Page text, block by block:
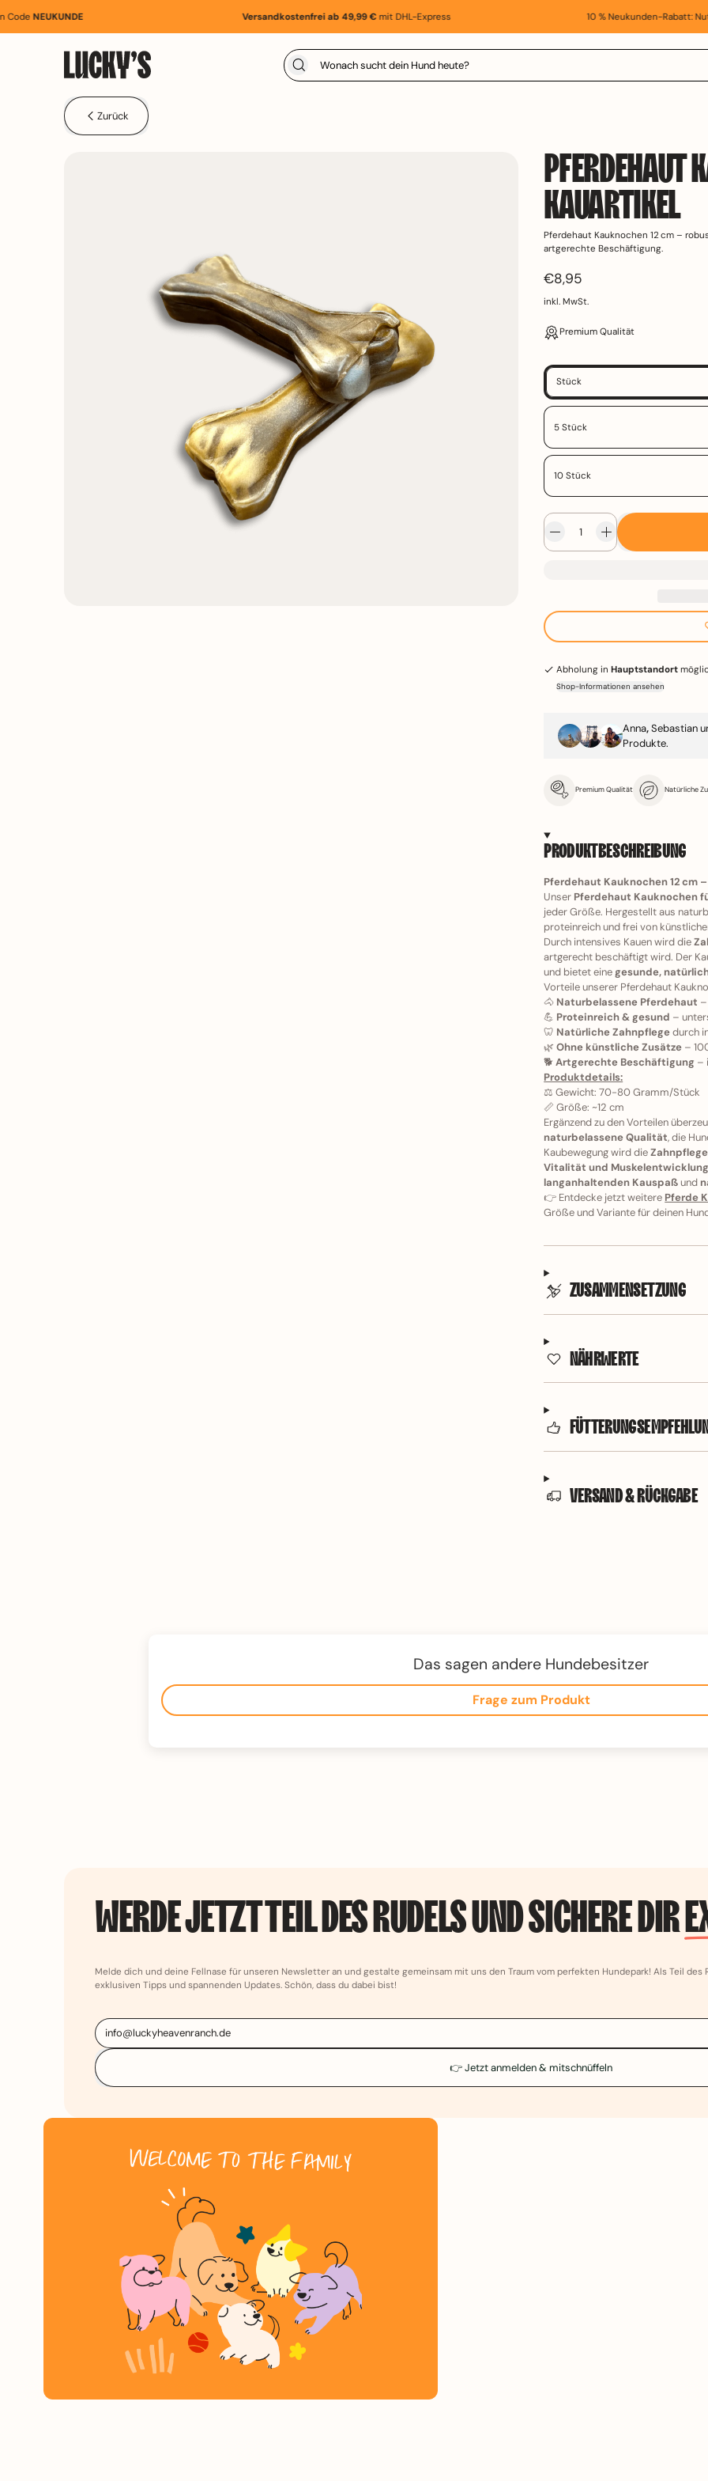
NEUKUNDE Versandkostenfrei ab 49,99 €mit DHL-Express 10 % Neukunden-Rabatt: Nutze
Zurück
PFERDEHAUT
KAUARTIKEL
Pferdehaut Kauknochen 12 cm –
artgerechte Beschäftigung.
Normalpreis
€8,95
inkl. MwSt.
Premium
Verpackungsgröße
Stück
5 Stück
10 Stück
Abholung inHauptstandort
Shop-Informationen ansehen
Anna,Sebastian
Produkte.
Premium Qualität Natürliche
PRODUKTBESCHREIBUNG
Pferdehaut Kauknochen 12 cm
Unser Pferdehaut Kauknochen
jeder Größe. Hergestellt aus
proteinreich und frei von
Durch intensives Kauen wird die
artgerecht beschäftigt wird. Der
und bietet einegesunde,
Vorteile unserer Pferdehaut
🐴 Naturbelassene Pferdehaut
💪 Proteinreich & gesund –
🦷 Natürliche Zahnpflegedurch
🌿Ohne künstliche Zusätze –
🐕Artgerechte Beschäftigung –
Produktdetails:
⚖️ ️Gewicht: 70-80 Gramm/Stück
📏 Größe: ~12 cm
Ergänzend zu den Vorteilen
naturbelassene Qualität, die
Kaubewegung wird die
Vitalität und
langanhaltenden Kauspaßund
👉 Entdecke jetzt weitere Pferde
Größe und Variante für deinen
ZUSAMMENSETZUNG
NÄHRWERTE
VERSAND & RÜCKGABE
Das sagen andere Hundebesitzer
Frage zum Produkt
WERDE JETZT TEIL DES RUDELS UND SICHERE DIR
Melde dich und deine Fellnase für unseren Newsletter an und gestalte gemeinsam mit uns den Traum vom perfekten Hundepark! Als Teil
exklusiven Tipps und spannenden Updates. Schön, dass du dabei bist!
👉 Jetzt anmelden & mitschnüffeln